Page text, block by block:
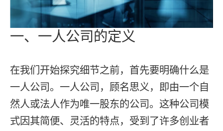
一、一人公司的定义
在我们开始探究细节之前，首先要明确什么是
一人公司。一人公司，顾名思义，即由一个自
然人或法人作为唯一股东的公司。这种公司模
式因其简便、灵活的特点，受到了许多创业者